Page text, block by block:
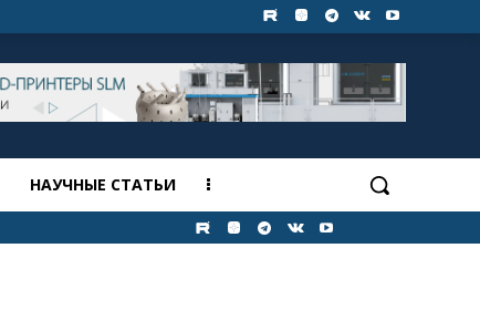
НАУЧНЫЕ СТАТЬИ